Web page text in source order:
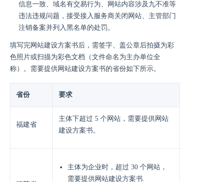
信息一致、域名有交易行为、网站内容涉及九不准等
违法违规问题，接受接入服务商关闭网站、主管部门
注销备案并列入黑名单的处罚。
填写完网站建设方案书后，需签字、盖公章后拍摄为彩
色照片或扫描为彩色文档（文件命名为主办单位全
称）。需要提供网站建设方案书的省份如下所示。
省份 要求
福建省
主体下超过 5 个网站，需要提供网站
建设方案书。
主体为企业时，超过 30 个网站，
需要提供网站建设方案书.